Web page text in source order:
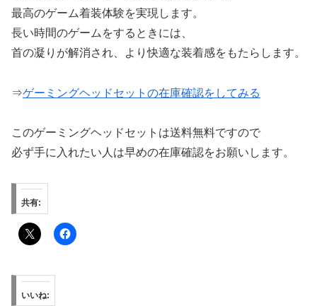
最高のゲーム着装体験を実現します。
長い時間のゲームをするときには、
首の凝りが解消され、より快適な装着感をもたらします。
⇒ゲーミングヘッドセットの在庫確認をしてみる
このゲーミングヘッドセットは送料無料ですので
必ず手に入れたい人は早めの在庫確認をお願いします。
共有:
いいね: